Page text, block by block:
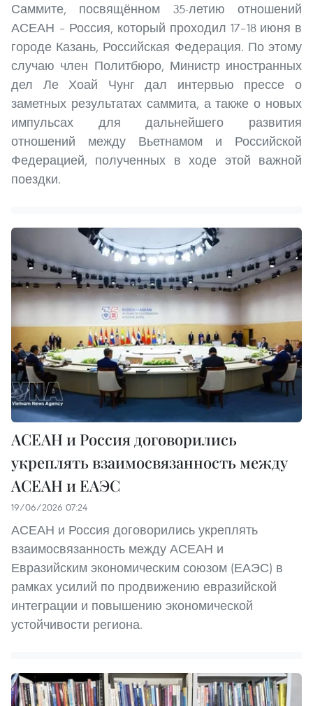
Саммите, посвящённом 35-летию отношений
АСЕАН – Россия, который проходил 17–18 июня в
городе Казань, Российская Федерация. По этому
случаю член Политбюро, Министр иностранных
дел Ле Хоай Чунг дал интервью прессе о
заметных результатах саммита, а также о новых
импульсах для дальнейшего развития
отношений между Вьетнамом и Российской
Федерацией, полученных в ходе этой важной
поездки.
АСЕАН и Россия договорились
укреплять взаимосвязанность между
АСЕАН и ЕАЭС
19/06/2026 07:24
АСЕАН и Россия договорились укреплять
взаимосвязанность между АСЕАН и
Евразийским экономическим союзом (ЕАЭС) в
рамках усилий по продвижению евразийской
интеграции и повышению экономической
устойчивости региона.